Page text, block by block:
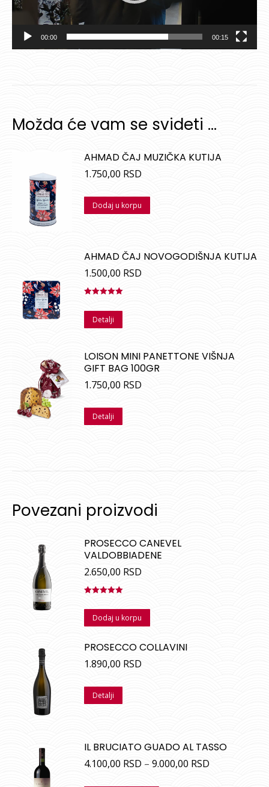
00:00 00:15
Možda će vam se svideti …
AHMAD ČAJ MUZIČKA KUTIJA
1.750,00 RSD
Dodaj u korpu
AHMAD ČAJ NOVOGODIŠNJA KUTIJA
1.500,00 RSD
sa5.00od
Detalji
LOISON MINI PANETTONE VIŠNJA
GIFT BAG 100GR
1.750,00 RSD
Detalji
Povezani proizvodi
PROSECCO CANEVEL
VALDOBBIADENE
2.650,00 RSD
sa5.00od
Dodaj u korpu
PROSECCO COLLAVINI
1.890,00 RSD
Detalji
IL BRUCIATO GUADO AL TASSO
4.100,00 RSD – 9.000,00 RSD